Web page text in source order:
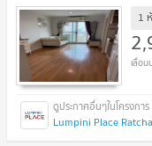
1
Lumpini Place